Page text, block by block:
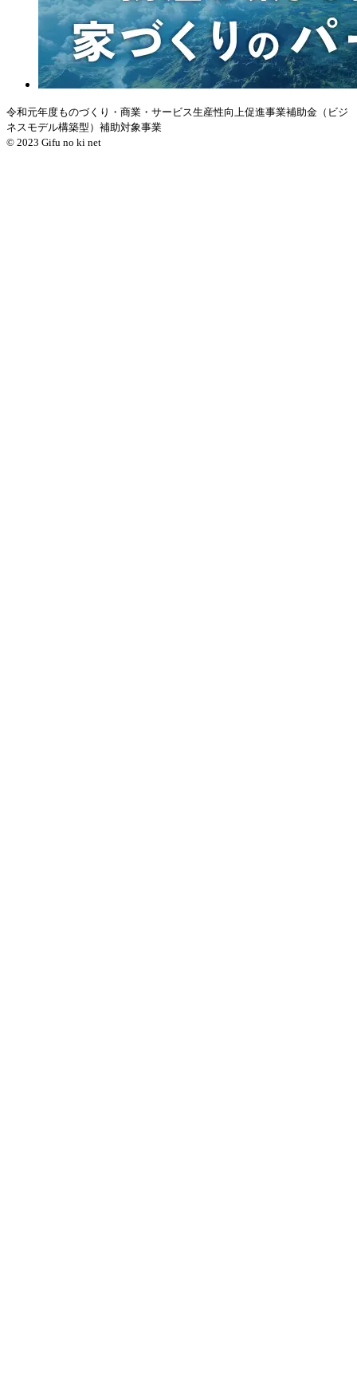
令和元年度ものづくり・商業・サービス生産性向上促進事業補助金（ビジ
ネスモデル構築型）補助対象事業
© 2023 Gifu no ki net